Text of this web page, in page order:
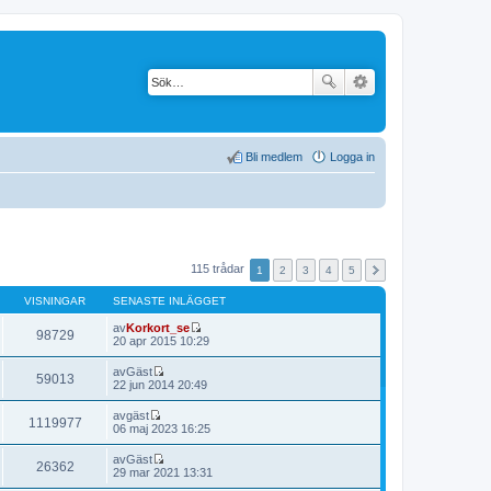
Logga in
Bli medlem
115 trådar 1 2 3 4 5
VISNINGAR SENASTE INLÄGGET
98729 avKorkort_se
G
i
l
l
e
t
e
20 apr 2015 10:29
59013 avGäst
G
i
l
l
e
t
22 jun 2014 20:49
1119977 avgäst
G
t
i
l
06 maj 2023 16:25
26362 avGäst
G
29 mar 2021 13:31